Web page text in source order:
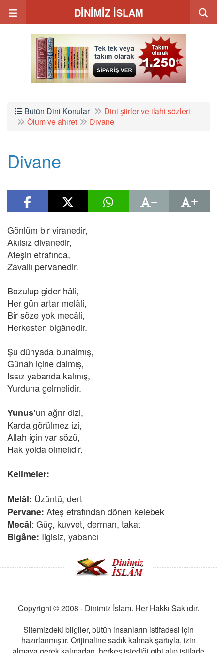
DİNİMİZ İSLAM
Bütün Dini Konular
Dini şiirler ve ilahi sözleri
Ölüm ve ahiret
Divane
Divane
Gönlüm bir viranedir,
Akılsız divanedir,
Ateşin etrafında,
Zavallı pervanedir.
Bozulup gider hâli,
Her gün artar melâli,
Bir söze yok mecâli,
Herkesten bigânedir.
Şu dünyada bunalmış,
Günah içine dalmış,
Issız yabanda kalmış,
Yurduna gelmelidir.
Yunus’un ağrır dizi,
Karda görülmez izi,
Allah için var sözü,
Hak yolda ölmelidir.
Kelimeler:
Melâl: Üzüntü, dert
Pervane: Ateş etrafından dönen kelebek
Mecâl: Güç, kuvvet, derman, takat
Bigâne: İlgisiz, yabancı
Copyright © 2008 - Dinimiz İslam. Her Hakkı Saklıdır.
Sitemizdeki bilgiler, bütün insanların istifadesi için
hazırlanmıştır. Orijinaline sadık kalmak şartıyla, izin